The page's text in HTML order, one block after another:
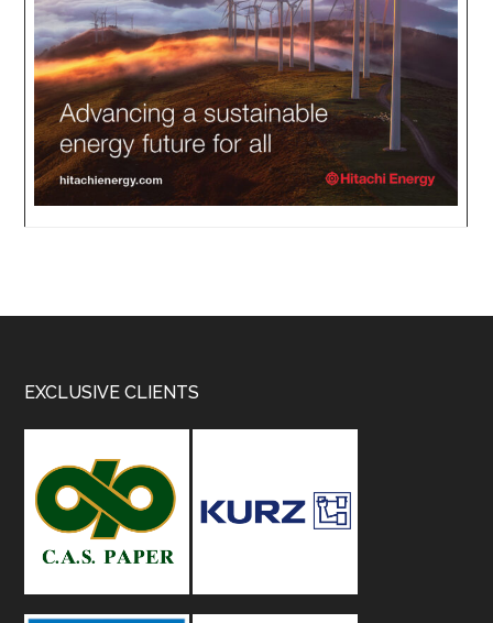
Footer
EXCLUSIVE CLIENTS